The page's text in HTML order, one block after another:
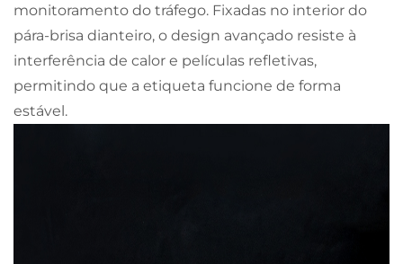
monitoramento do tráfego. Fixadas no interior do
pára-brisa dianteiro, o design avançado resiste à
interferência de calor e películas refletivas,
permitindo que a etiqueta funcione de forma
estável.